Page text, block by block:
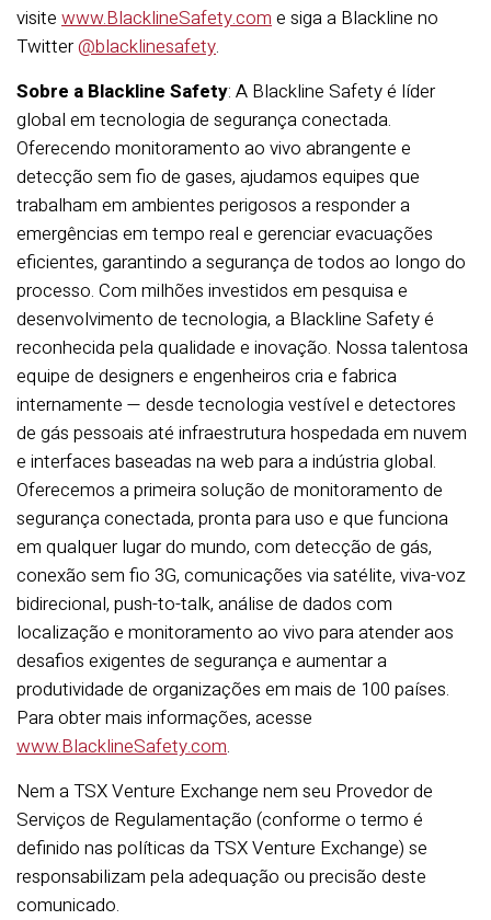
visite www.BlacklineSafety.come siga a Blackline no
Twitter@blacklinesafety.
Sobre a Blackline Safety: A Blackline Safety é líder
global em tecnologia de segurança conectada.
Oferecendo monitoramento ao vivo abrangente e
detecção sem fio de gases, ajudamos equipes que
trabalham em ambientes perigosos a responder a
emergências em tempo real e gerenciar evacuações
eficientes, garantindo a segurança de todos ao longo do
processo. Com milhões investidos em pesquisa e
desenvolvimento de tecnologia, a Blackline Safety é
reconhecida pela qualidade e inovação. Nossa talentosa
equipe de designers e engenheiros cria e fabrica
internamente — desde tecnologia vestível e detectores
de gás pessoais até infraestrutura hospedada em nuvem
e interfaces baseadas na web para a indústria global.
Oferecemos a primeira solução de monitoramento de
segurança conectada, pronta para uso e que funciona
em qualquer lugar do mundo, com detecção de gás,
conexão sem fio 3G, comunicações via satélite, viva-voz
bidirecional, push-to-talk, análise de dados com
localização e monitoramento ao vivo para atender aos
desafios exigentes de segurança e aumentar a
produtividade de organizações em mais de 100 países.
Para obter mais informações, acesse
www.BlacklineSafety.com.
Nem a TSX Venture Exchange nem seu Provedor de
Serviços de Regulamentação (conforme o termo é
definido nas políticas da TSX Venture Exchange) se
responsabilizam pela adequação ou precisão deste
comunicado.